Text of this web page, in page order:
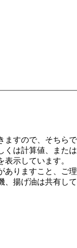
すので、そちらで
は計算値、また
⽰しています。
りますこと、ご
揚げ油は共有して